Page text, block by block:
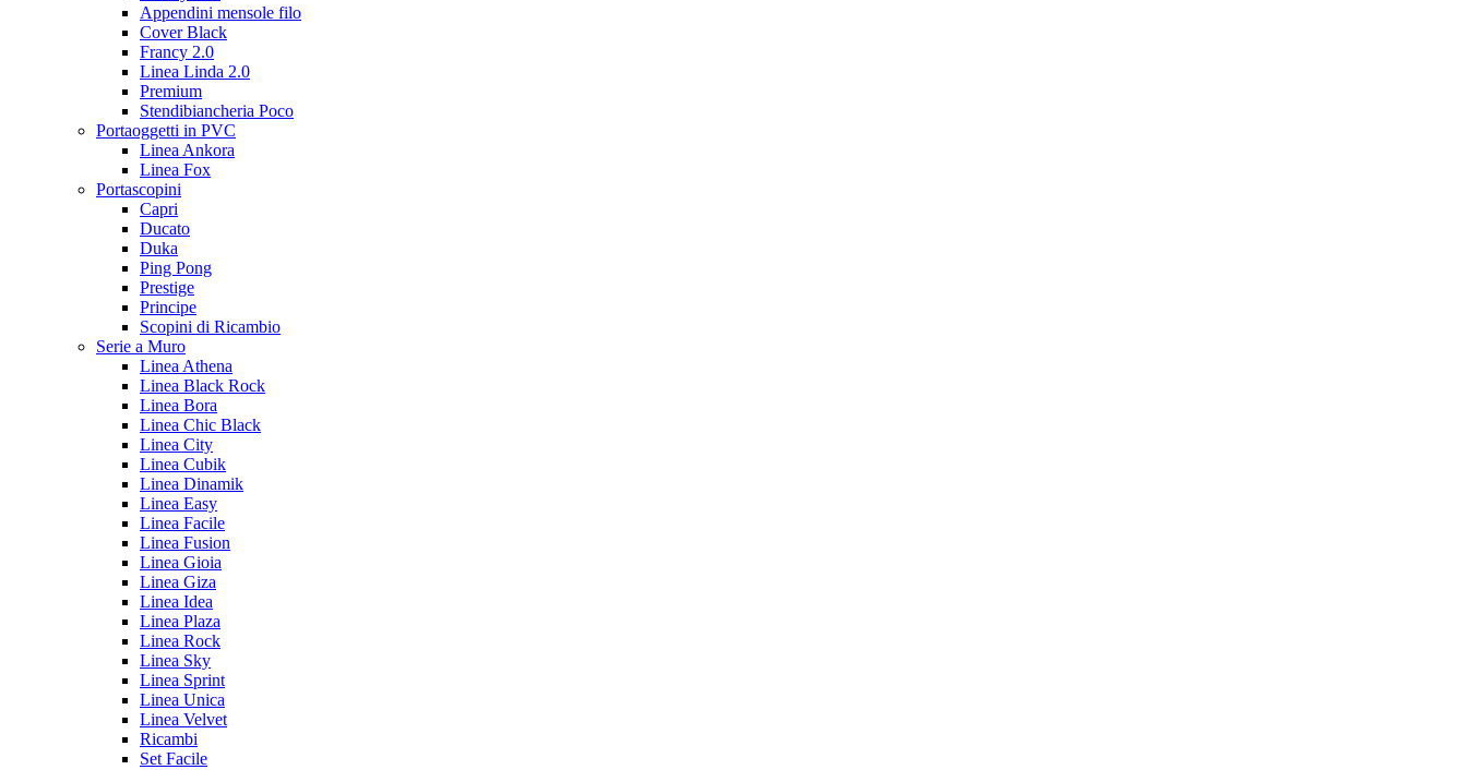
Appendini mensole filo
Cover Black
Francy 2.0
Linea Linda 2.0
Premium
Stendibiancheria Poco
Portaoggetti in PVC
Linea Ankora
Linea Fox
Portascopini
Capri
Ducato
Duka
Ping Pong
Prestige
Principe
Scopini di Ricambio
Serie a Muro
Linea Athena
Linea Black Rock
Linea Bora
Linea Chic Black
Linea City
Linea Cubik
Linea Dinamik
Linea Easy
Linea Facile
Linea Fusion
Linea Gioia
Linea Giza
Linea Idea
Linea Plaza
Linea Rock
Linea Sky
Linea Sprint
Linea Unica
Linea Velvet
Ricambi
Set Facile